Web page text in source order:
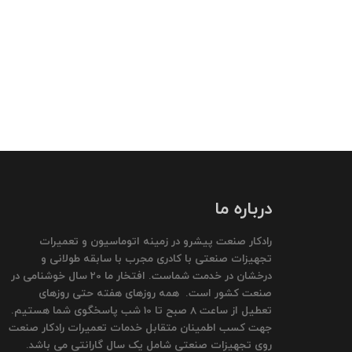
درباره ما
رادکار صنعت پیشرو در زمینه اتوماسیون و تعمیرات
تجهیزات صنعتی با کادری مجرب با سابقه طولانی و
درخشان در خدمت شماست. افتخار ما 20 سال خوشنامی در
صنعت کشور است. همه روزهای هفته حتی روزهای
تعطیل از ساعت 8 صبح تا 10 شب پاسخگوی شما هستیم.
جهت کسب اطمینان متقابل خدمات تعمیرات رادکار صنعت
روی تجهیزات صنعتی شامل یک سال گارانتی می باشد.